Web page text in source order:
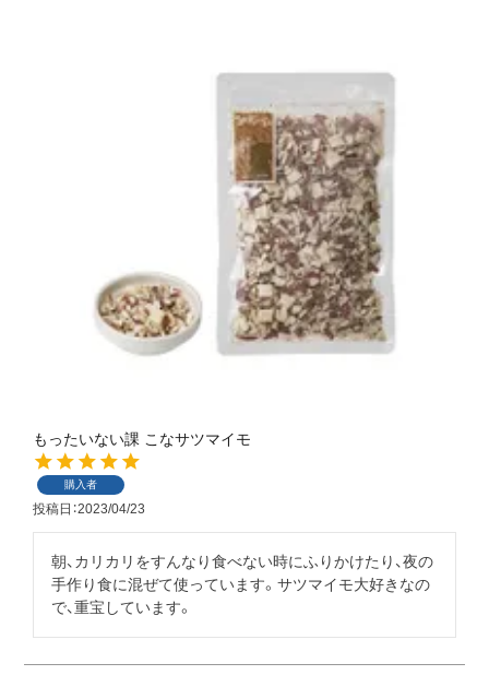
もったいない課 こなサツマイモ
購入者
投稿日 2023/04/23
朝、カリカリをすんなり食べない時にふりかけたり、夜の
手作り食に混ぜて使っています。サツマイモ大好きなの
で、重宝しています。